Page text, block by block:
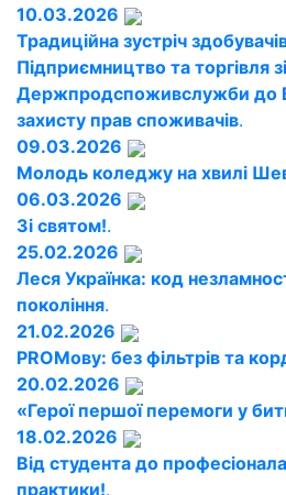
10.03.2026
Традиційна зустріч
Підприємництво та торгівля
Держпродспоживслужби до
захисту прав споживачів.
09.03.2026
Молодь коледжу на хвилі
06.03.2026
Зі святом!.
25.02.2026
Леся Українка: код
покоління.
21.02.2026
PROМову: без фільтрів та
20.02.2026
«Герої першої перемоги у
18.02.2026
Від студента до
практики!.